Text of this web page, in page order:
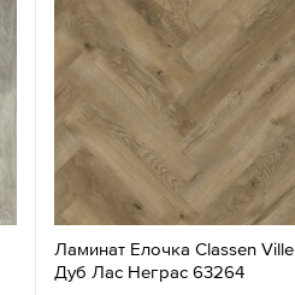
Ламинат Елочка Classen Ville
Дуб Лас Неграс 63264